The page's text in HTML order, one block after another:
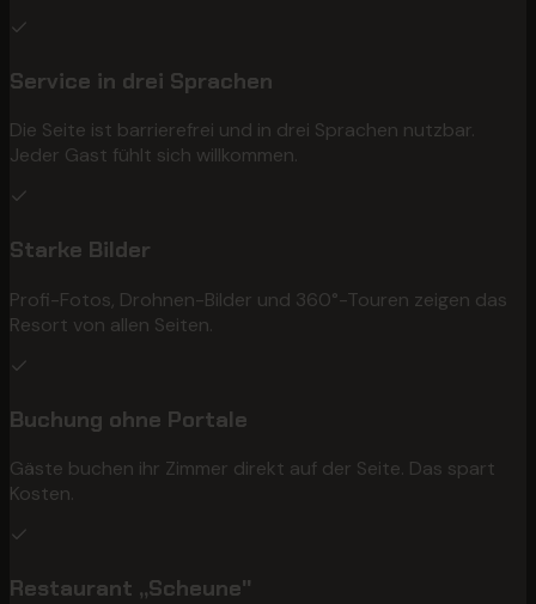
Service in drei Sprachen
Die Seite ist barrierefrei und in drei Sprachen nutzbar.
Jeder Gast fühlt sich willkommen.
Starke Bilder
Profi-Fotos, Drohnen-Bilder und 360°-Touren zeigen das
Resort von allen Seiten.
Buchung ohne Portale
Gäste buchen ihr Zimmer direkt auf der Seite. Das spart
Kosten.
Restaurant „Scheune"